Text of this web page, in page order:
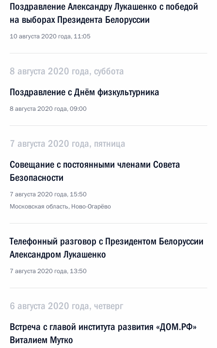
Поздравление Александру Лукашенко с победой
на выборах Президента Белоруссии
10 августа 2020 года, 11:05
8 августа 2020 года, суббота
Поздравление с Днём физкультурника
8 августа 2020 года, 09:00
7 августа 2020 года, пятница
Совещание с постоянными членами Совета
Безопасности
7 августа 2020 года, 15:50
Московская область, Ново-Огарёво
Телефонный разговор с Президентом Белоруссии
Александром Лукашенко
7 августа 2020 года, 13:50
6 августа 2020 года, четверг
Встреча с главой института развития «ДОМ.РФ»
Виталием Мутко